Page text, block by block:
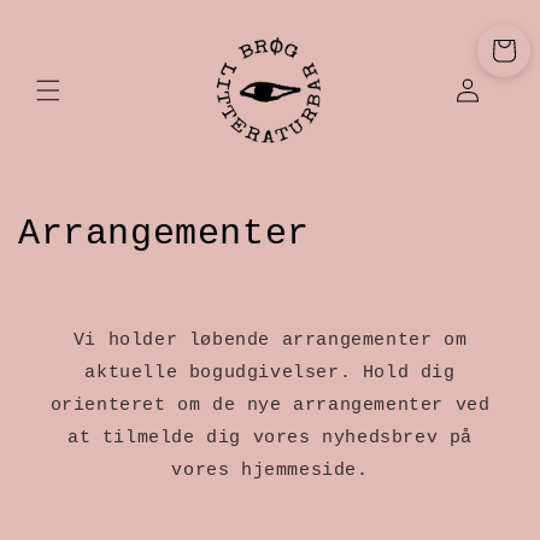
ind
K
Arrangementer
Vi holder løbende arrangementer om
aktuelle bogudgivelser. Hold dig
orienteret om de nye arrangementer ved
at tilmelde dig vores nyhedsbrev på
vores hjemmeside.